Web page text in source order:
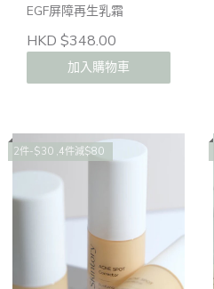
EGF屏障再生乳霜
HKD $348.00
加入購物車
2件-$30 ,4件減$80